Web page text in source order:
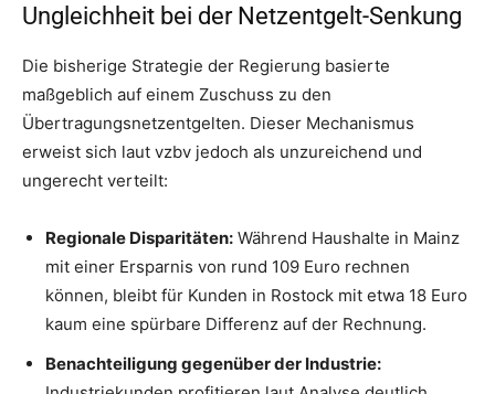
Ungleichheit bei der Netzentgelt-Senkung
Die bisherige Strategie der Regierung basierte
maßgeblich auf einem Zuschuss zu den
Übertragungsnetzentgelten. Dieser Mechanismus
erweist sich laut vzbv jedoch als unzureichend und
ungerecht verteilt:
Regionale Disparitäten: Während Haushalte in Mainz
mit einer Ersparnis von rund 109 Euro rechnen
können, bleibt für Kunden in Rostock mit etwa 18 Euro
kaum eine spürbare Differenz auf der Rechnung.
Benachteiligung gegenüber der Industrie: